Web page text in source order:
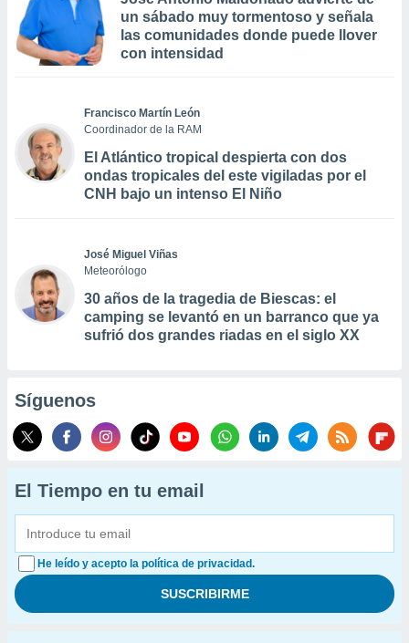
un sábado muy tormentoso y señala
las comunidades donde puede llover
con intensidad
Francisco Martín León
Coordinador de la RAM
El Atlántico tropical despierta con dos
ondas tropicales del este vigiladas por el
CNH bajo un intenso El Niño
José Miguel Viñas
Meteorólogo
30 años de la tragedia de Biescas: el
camping se levantó en un barranco que ya
sufrió dos grandes riadas en el siglo XX
Síguenos
El Tiempo en tu email
He leído y acepto la política de privacidad.